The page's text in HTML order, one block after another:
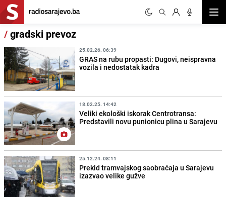
/gradski prevoz
25.02.26. 06:39
GRAS na rubu propasti: Dugovi, neispravna
vozila i nedostatak kadra
18.02.25. 14:42
Veliki ekološki iskorak Centrotransa:
Predstavili novu punionicu plina u Sarajevu
25.12.24. 08:11
Prekid tramvajskog saobraćaja u Sarajevu
izazvao velike gužve